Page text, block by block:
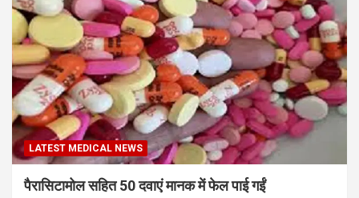
LATEST MEDICAL NEWS
पैरासिटामोल सहित 50 दवाएं मानक में फेल पाई गईं